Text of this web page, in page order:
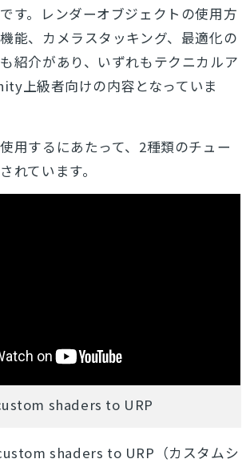
す。レンダーオブジェクトの使用方
能、カメラスタッキング、最適化の
紹介があり、いずれもテクニカルア
上級者向けの内容となっていま
用するにあたって、2種類のチュー
れています。
shaders to URP
shaders to URP（カスタムシ